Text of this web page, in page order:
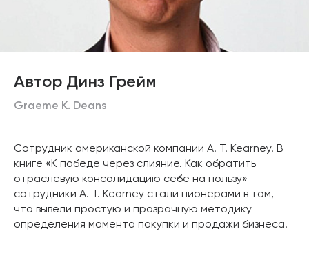
Автор Динз Грейм
Graeme K. Deans
Сотрудник американской компании А. Т. Kearney. В
книге «К победе через слияние. Как обратить
отраслевую консолидацию себе на пользу»
сотрудники А. Т. Kearney стали пионерами в том,
что вывели простую и прозрачную методику
определения момента покупки и продажи бизнеса.